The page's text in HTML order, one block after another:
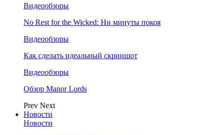
Видеообзоры
No Rest for the Wicked: Ни минуты покоя
Видеообзоры
Как сделать идеальный скриншот
Видеообзоры
Обзор Manor Lords
Prev Next
Новости
Новости